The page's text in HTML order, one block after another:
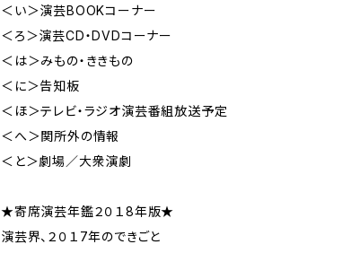
＜い＞演芸BOOKコーナー
＜ろ＞演芸CD・DVDコーナー
＜は＞みもの・ききもの
＜に＞告知板
＜ほ＞テレビ・ラジオ演芸番組放送予定
＜へ＞関所外の情報
＜と＞劇場／大衆演劇
★寄席演芸年鑑２０１8年版★
演芸界、２０１7年のできごと